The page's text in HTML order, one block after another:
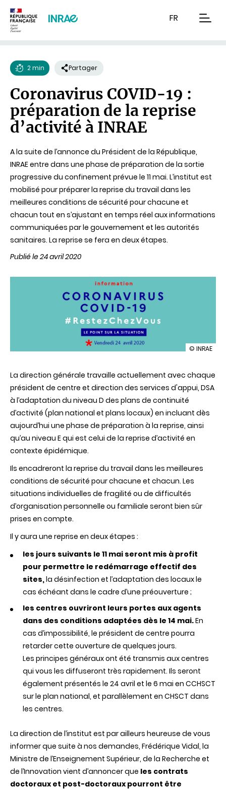
FR
de
lecture
2 min Partager
Coronavirus COVID-19 :
préparation de la reprise
d’activité à INRAE
A la suite de l’annonce du Président de la République,
INRAE entre dans une phase de préparation de la sortie
progressive du confinement prévue le 11 mai. L’institut est
mobilisé pour préparer la reprise du travail dans les
meilleures conditions de sécurité pour chacune et
chacun tout en s’ajustant en temps réel aux informations
communiquées par le gouvernement et les autorités
sanitaires. La reprise se fera en deux étapes.
Publié le 24 avril 2020
illustration
19
la
reprise
d’activité
INRAE
© INRAE
La direction générale travaille actuellement avec chaque
président de centre et direction des services d'appui, DSA
à l’adaptation du niveau D des plans de continuité
d’activité (plan national et plans locaux) en incluant dès
aujourd’hui une phase de préparation à la reprise, ainsi
qu’au niveau E qui est celui de la reprise d’activité en
contexte épidémique.
Ils encadreront la reprise du travail dans les meilleures
conditions de sécurité pour chacune et chacun. Les
situations individuelles de fragilité ou de difficultés
d’organisation personnelle ou familiale seront bien sûr
prises en compte.
Il y aura une reprise en deux étapes :
les jours suivants le 11 mai seront mis à profit
pour permettre le redémarrage effectif des
sites,la désinfection et l’adaptation des locaux le
cas échéant dans le cadre d’une préouverture ;
les centres ouvriront leurs portes aux agents
dans des conditions adaptées dès le 14 mai.En
cas d’impossibilité, le président de centre pourra
retarder cette ouverture de quelques jours.
Les principes généraux ont été transmis aux centres
qui vous les diffuseront très rapidement. Ils seront
également présentés le 24 avril et le 6 mai en CCHSCT
sur le plan national, et parallèlement en CHSCT dans
les centres.
La direction de l’institut est par ailleurs heureuse de vous
informer que suite à nos demandes, Frédérique Vidal, la
Ministre de l’Enseignement Supérieur, de la Recherche et
de l’Innovation vient d’annoncer que les contrats
doctoraux et post-doctoraux pourront être